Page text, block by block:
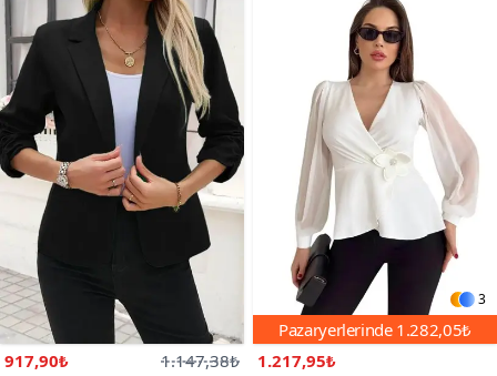
917,90₺ 1.147,38₺
3
Pazaryerlerinde 1.282,05₺
1.217,95₺